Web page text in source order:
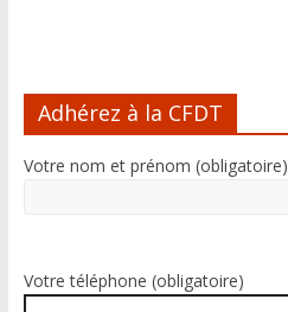
l
e
r
i
v
Adhérez à la CFDT
Votre nom et prénom (obligatoire)
Votre téléphone (obligatoire)